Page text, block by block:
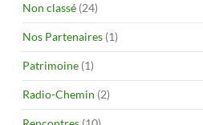
Non classé (24)
Nos Partenaires (1)
Patrimoine (1)
Radio-Chemin (2)